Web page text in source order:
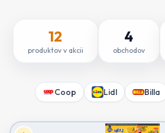
12
produktov v akcii
4
obchodov
Coop Lidl Billa